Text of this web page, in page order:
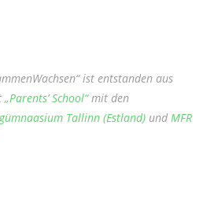
ist entstanden aus
„Parents’ School“mit den
Tallinn (Estland) und MFR